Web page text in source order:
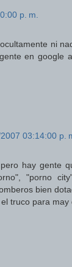
p. m.
ni
en google
03:14:00 p.
hay gente
"porno
bien
truco para